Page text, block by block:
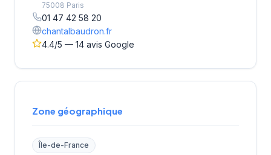
75008 Paris
01 47 42 58 20
chantalbaudron.fr
4.4/5 — 14 avis Google
Zone géographique
Île-de-France